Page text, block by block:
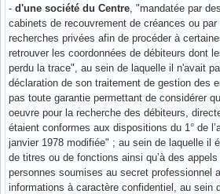
- d'une société du Centre , "mandatée par
cabinets de recouvrement de créances ou par
recherches privées afin de procéder à
retrouver les coordonnées de débiteurs dont
perdu la trace", au sein de laquelle il n'avait
déclaration de son traitement de gestion des
pas toute garantie permettant de considérer
oeuvre pour la recherche des débiteurs,
étaient conformes aux dispositions du 1° de
janvier 1978 modifiée" ; au sein de laquelle il
de titres ou de fonctions ainsi qu’à des
personnes soumises au secret professionnel
informations à caractère confidentiel, au sein